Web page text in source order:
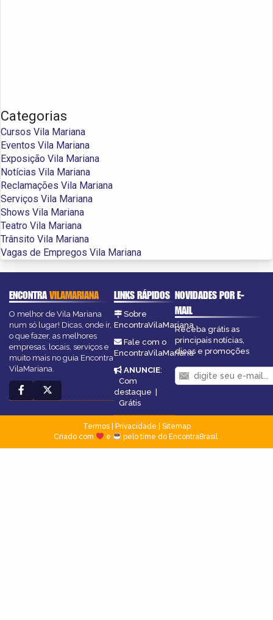
Categorias
Cursos Vila Mariana
Eventos Vila Mariana
Exposição Vila Mariana
Notícias Vila Mariana
Reclamações Vila Mariana
Serviços Vila Mariana
Shows Vila Mariana
Teatro Vila Mariana
Trânsito Vila Mariana
Vagas de Empregos Vila Mariana
ENCONTRAVILAMARIANA
O melhor de Vila Mariana
num só lugar! Dicas, onde ir,
o que fazer, as melhores
empresas, locais, serviços e
muito mais no guia Encontra
VilaMariana.
LINKS RÁPIDOS
Sobre
EncontraVilaMariana
Fale com o
EncontraVilaMariana
ANUNCIE:
Com
destaque |
Grátis
NOVIDADES POR E-
MAIL
Receba grátis as
principais notícias,
dicas e promoções
Termos| Privacidade
Sitemap
Criado com
e pelo time do EncontraBrasil